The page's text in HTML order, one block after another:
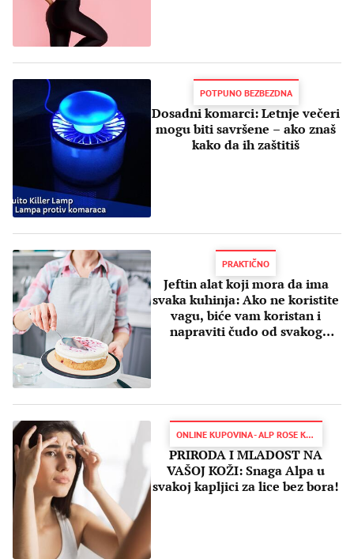
POTPUNO BEZBEZDNA
Dosadni komarci: Letnje večeri
mogu biti savršene – ako znaš
kako da ih zaštitiš
PRAKTIČNO
Jeftin alat koji mora da ima
svaka kuhinja: Ako ne koristite
vagu, biće vam koristan i
napraviti čudo od svakog
ONLINE KUPOVINA - ALP ROSE KREMA
PRIRODA I MLADOST NA
VAŠOJ KOŽI: Snaga Alpa u
svakoj kapljici za lice bez bora!